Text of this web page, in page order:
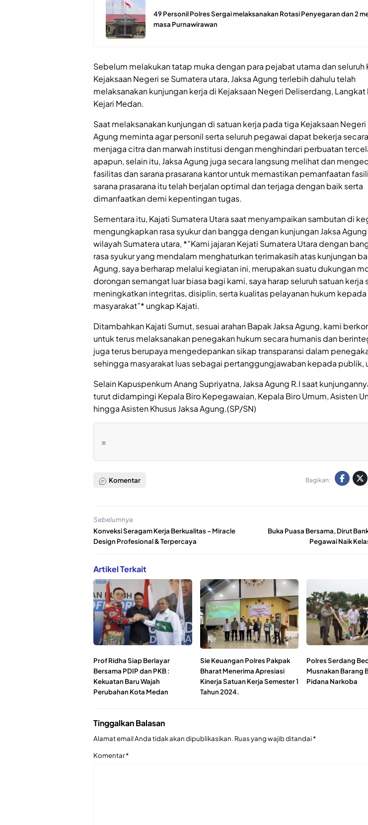
49 Personil Polres Sergai melaksanakan Rotasi Penyegaran dan 2
masa Purnawirawan
Sebelum melakukan tatap muka dengan para pejabat utama dan seluruh
Kejaksaan Negeri se Sumatera utara, Jaksa Agung terlebih dahulu telah
melaksanakan kunjungan kerja di Kejaksaan Negeri Deliserdang, Langkat
Kejari Medan.
Saat melaksanakan kunjungan di satuan kerja pada tiga Kejaksaan Negeri
Agung meminta agar personil serta seluruh pegawai dapat bekerja
menjaga citra dan marwah institusi dengan menghindari perbuatan
apapun, selain itu, Jaksa Agung juga secara langsung melihat dan
fasilitas dan sarana prasarana kantor untuk memastikan pemanfaatan
sarana prasarana itu telah berjalan optimal dan terjaga dengan baik serta
dimanfaatkan demi kepentingan tugas.
Sementara itu, Kajati Sumatera Utara saat menyampaikan sambutan di
mengungkapkan rasa syukur dan bangga dengan kunjungan Jaksa
wilayah Sumatera utara, *”Kami jajaran Kejati Sumatera Utara dengan
rasa syukur yang mendalam menghaturkan terimakasih atas kunjungan
Agung, saya berharap melalui kegiatan ini, merupakan suatu dukungan
dorongan semangat luar biasa bagi kami, saya harap seluruh satuan kerja
meningkatkan integritas, disiplin, serta kualitas pelayanan hukum kepada
masyarakat”* ungkap Kajati.
Ditambahkan Kajati Sumut, sesuai arahan Bapak Jaksa Agung, kami
untuk terus melaksanakan penegakan hukum secara humanis dan
juga terus berupaya mengedepankan sikap transparansi dalam
sehingga masyarakat luas sebagai pertanggungjawaban kepada publik,
Selain Kapuspenkum Anang Supriyatna, Jaksa Agung R.I saat
turut didampingi Kepala Biro Kepegawaian, Kepala Biro Umum, Asisten
hingga Asisten Khusus Jaksa Agung.(SP/SN)
=
Komentar Bagikan:
Sebelumnya
Konveksi Seragam Kerja Berkualitas – Miracle
Design Profesional & Terpercaya
Buka Puasa Bersama, Dirut
Pegawai Naik
Artikel Terkait
Prof Ridha Siap Berlayar
Bersama PDIP dan PKB :
Kekuatan Baru Wajah
Perubahan Kota Medan
Sie Keuangan Polres Pakpak
Bharat Menerima Apresiasi
Kinerja Satuan Kerja Semester 1
Tahun 2024.
Polres Serdang
Musnakan Barang
Pidana Narkoba
Tinggalkan Balasan
Alamat email Anda tidak akan dipublikasikan. Ruas yang wajib ditandai*
Komentar*